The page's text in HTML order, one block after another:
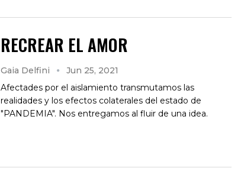
RECREAR EL AMOR
Gaia Delfini
Jun 25, 2021
Afectades por el aislamiento transmutamos las
realidades y los efectos colaterales del estado de
"PANDEMIA". Nos entregamos al fluir de una idea.